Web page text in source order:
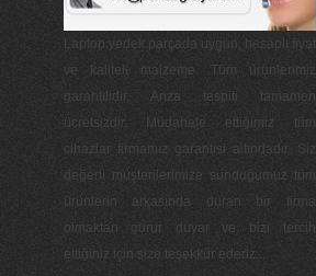
Laptop yedek parçada uygun, hesaplı fiyat
ve kaliteli malzeme. Tüm ürünlerimiz
garantilidir. Arıza tespiti tamamen
ücretsizdir. Müdahale ettiğimiz tüm
cihazlar firmamız garantisi altındadır. Siz
değerli müşterilerimize sunduğumuz tüm
ürünlerin arkasında duran bir firma
olmaktan gurur duyar ve bizi tercih
ettiğiniz için size teşekkür ederiz...